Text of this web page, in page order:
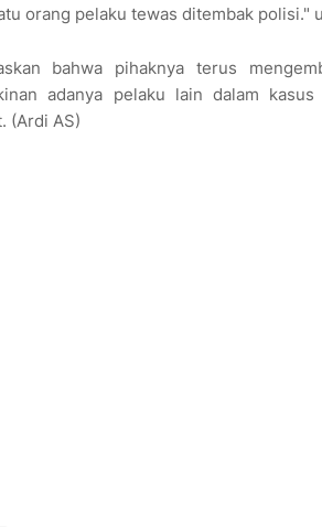
orang pelaku tewas ditembak polisi."
bahwa pihaknya terus
adanya pelaku lain dalam
(Ardi AS)